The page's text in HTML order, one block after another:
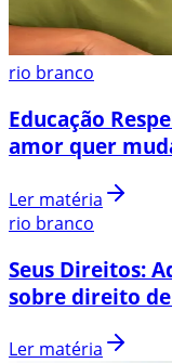
rio branco
Educação
amor quer
Ler matéria
rio branco
Seus Direitos:
sobre direito
Ler matéria